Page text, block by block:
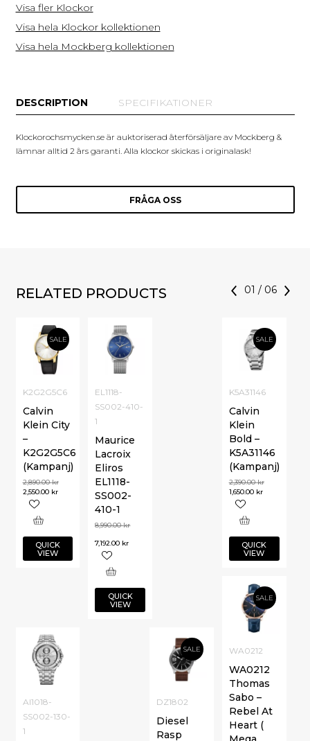
Visa fler Klockor
Visa hela Klockor kollektionen
Visa hela Mockberg kollektionen
DESCRIPTION SPECIFIKATIONER
Klockorochsmycken.se är auktoriserad återförsäljare av Mockberg &
lämnar alltid 2 års garanti. Alla klockor skickas i originalask!
FRÅGA OSS
RELATED PRODUCTS 01 / 06
SALE
K2G2G5C6
Calvin
Klein City
–
K2G2G5C6
(Kampanj)
2,890.00kr
2,550.00 kr
QUICK
VIEW
SALE
K5A31146
Calvin
Klein
Bold –
K5A31146
(Kampanj)
2,390.00kr
1,650.00 kr
QUICK
VIEW
EL1118-
SS002-410-
1
Maurice
Lacroix
Eliros
EL1118-
SS002-
410-1
8,990.00kr
7,192.00 kr
QUICK
VIEW
SALE
WA0212
WA0212
Thomas
Sabo –
Rebel At
Heart (
AI1018-
SS002-130-
1
SALE
DZ1802
Diesel
Rasp